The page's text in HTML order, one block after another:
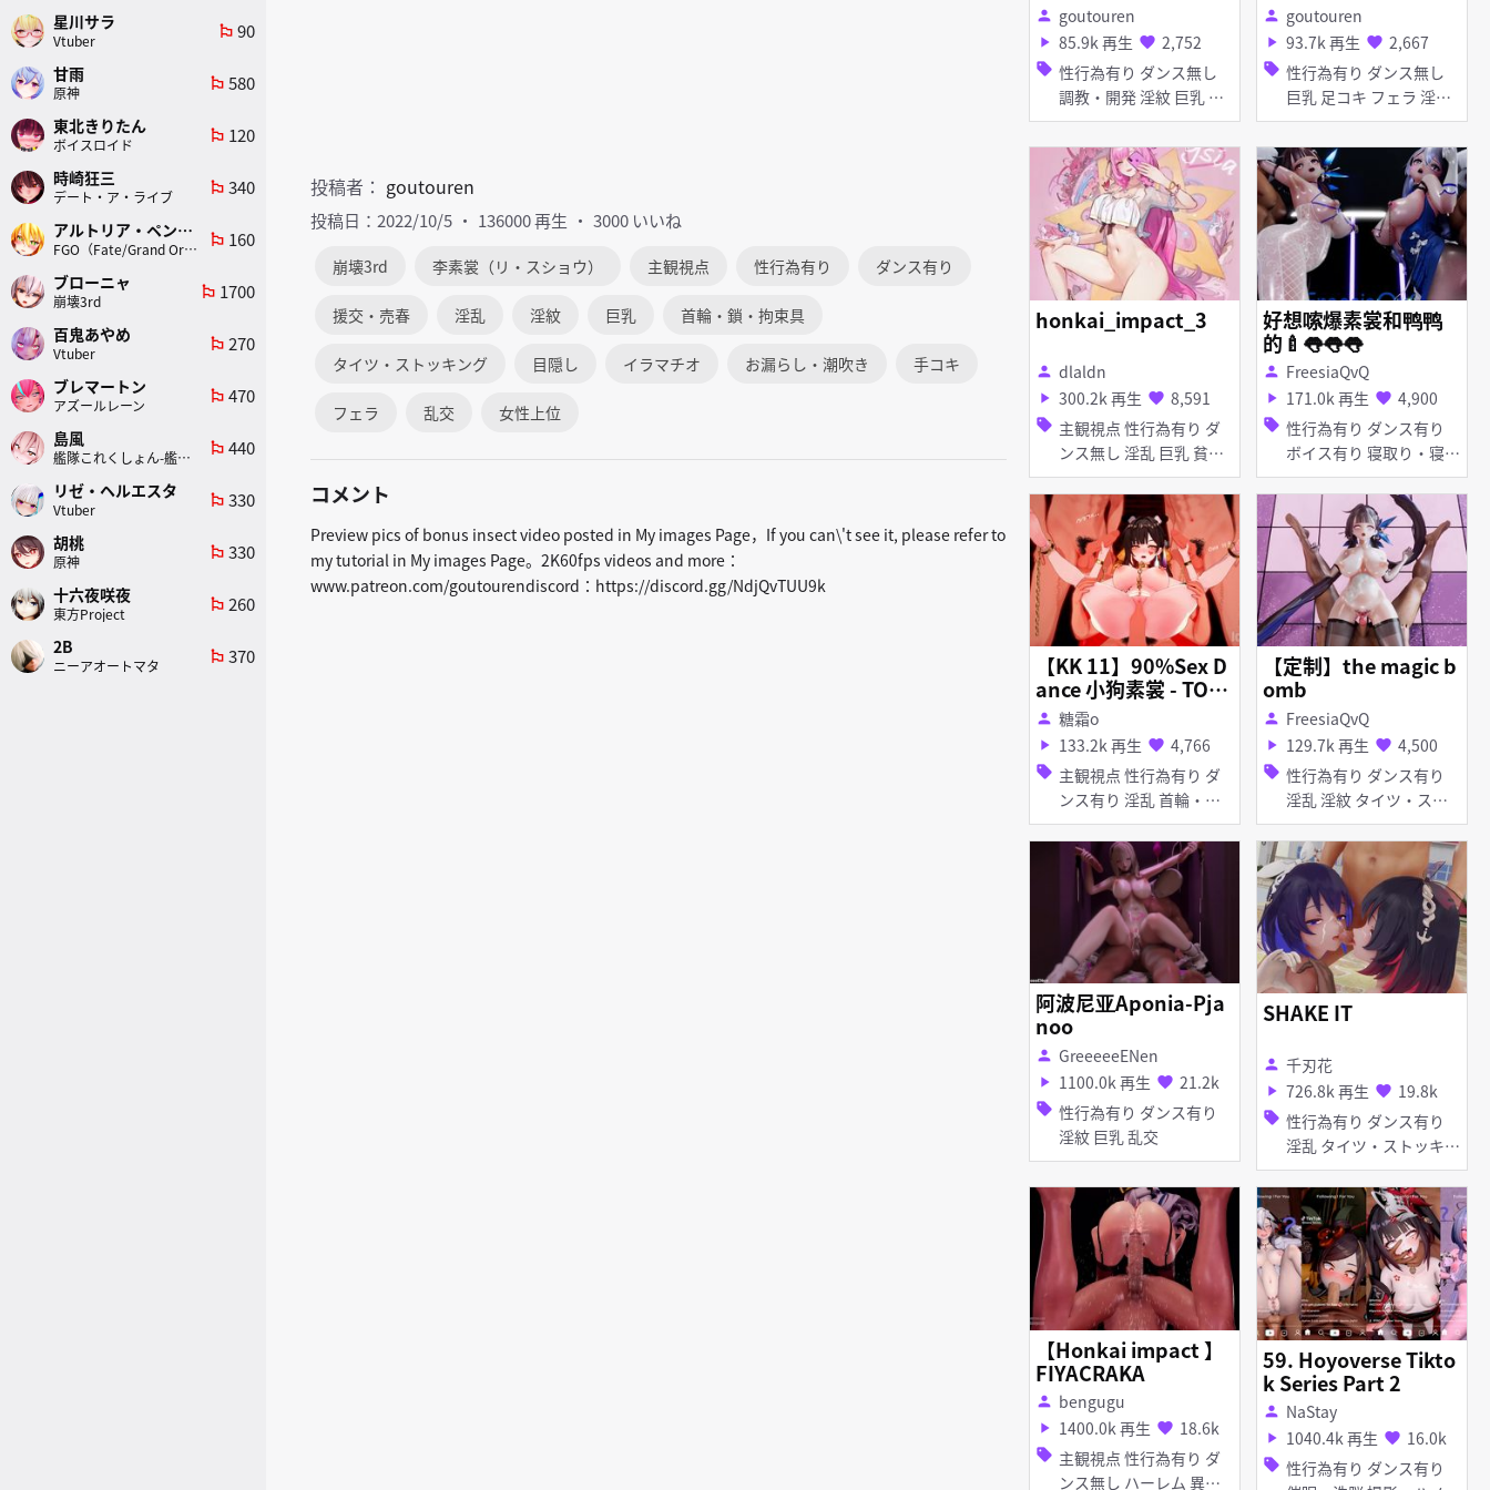
投稿者： goutouren
投稿日：2022/10/5 136000 再生 3000 いいね
崩壊3rd 李素裳（リ・スショウ） 主観視点 性行為有り ダンス有り
援交・売春 淫乱 淫紋 巨乳 首輪・鎖・拘束具
タイツ・ストッキング 目隠し イラマチオ お漏らし・潮吹き 手コキ
フェラ 乱交 女性上位
コメント
Preview pics of bonus insect video posted in My images Page，If you can\'t see it, please refer to
my tutorial in My images Page。2K60fps videos and more：
www.patreon.com/goutourendiscord：https://discord.gg/NdjQvTUU9k
person goutouren
play_arrow 85.9k 再生 favorite 2,752
sell 性行為有り ダンス無し
調教・開発 淫紋 巨乳 首
輪・鎖・拘束具 タイツ・
ストッキング バイブ・ロ
ーター 拘束 女性上位
person goutouren
play_arrow 93.7k 再生 favorite 2,667
sell 性行為有り ダンス無し
巨乳 足コキ フェラ 淫乱
痴女・ビッチ
honkai_impact_3
person dlaldn
play_arrow 300.2k 再生 favorite 8,591
sell 主観視点 性行為有り ダ
ンス無し 淫乱 巨乳 貧乳
ぷに タイツ・ストッキン
グ アヘ顔 お漏らし・潮
吹き
好想嗦爆素裳和鸭鸭
的🍼👅👅👅
person FreesiaQvQ
play_arrow 171.0k 再生 favorite 4,900
sell 性行為有り ダンス有り
ボイス有り 寝取り・寝取
られ(NTR) 淫乱 淫紋 巨乳
タイツ・ストッキング ピ
アス・装飾品 アヘ顔 乱
交
【KK 11】90%Sex D
ance 小狗素裳 - TOM
BOY
person 糖霜o
play_arrow 133.2k 再生 favorite 4,766
sell 主観視点 性行為有り ダ
ンス有り 淫乱 首輪・
鎖・拘束具 ディルド ピ
アス・装飾品 足コキ ア
ヘ顔 拘束 乱交
【定制】the magic b
omb
person FreesiaQvQ
play_arrow 129.7k 再生 favorite 4,500
sell 性行為有り ダンス有り
淫乱 淫紋 タイツ・スト
ッキング
阿波尼亚Aponia-Pja
noo
person GreeeeeENen
play_arrow 1100.0k 再生 favorite 21.2k
sell 性行為有り ダンス有り
淫紋 巨乳 乱交
SHAKE IT
person 千刃花
play_arrow 726.8k 再生 favorite 19.8k
sell 性行為有り ダンス有り
淫乱 タイツ・ストッキン
グ レオタード 乱交
【Honkai impact 】
FIYACRAKA
person bengugu
play_arrow 1400.0k 再生 favorite 18.6k
sell 主観視点 性行為有り ダ
ンス無し ハーレム 異種
59. Hoyoverse Tikto
k Series Part 2
person NaStay
play_arrow 1040.4k 再生 favorite 16.0k
sell 性行為有り ダンス有り
星川サラ
Vtuber
emoji_flags 90
甘雨
原神
emoji_flags 580
東北きりたん
ボイスロイド
emoji_flags 120
時崎狂三
デート・ア・ライブ
emoji_flags 340
アルトリア・ペンドラゴン(ランサー)
FGO（Fate/Grand Order）
emoji_flags 160
ブローニャ
崩壊3rd
emoji_flags 1700
百鬼あやめ
Vtuber
emoji_flags 270
ブレマートン
アズールレーン
emoji_flags 470
島風
艦隊これくしょん-艦これ-
emoji_flags 440
リゼ・ヘルエスタ
Vtuber
emoji_flags 330
胡桃
原神
emoji_flags 330
十六夜咲夜
東方Project
emoji_flags 260
2B
ニーアオートマタ
emoji_flags 370